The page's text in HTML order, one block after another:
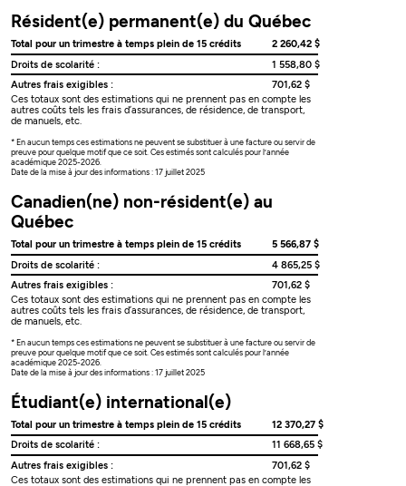
Résident(e) permanent(e) du Québec
Total pour un trimestre à temps plein de 15 crédits
2 260,42 $
Droits de scolarité :
1 558,80 $
Autres frais exigibles :
701,62 $
Ces totaux sont des estimations qui ne prennent pas en compte les
autres coûts tels les frais d’assurances, de résidence, de transport,
de manuels, etc.
* En aucun temps ces estimations ne peuvent se substituer à une facture ou servir de
preuve pour quelque motif que ce soit. Ces estimés sont calculés pour l’année
académique 2025-2026.
Date de la mise à jour des informations : 17 juillet 2025
Canadien(ne) non-résident(e) au
Québec
Total pour un trimestre à temps plein de 15 crédits
5 566,87 $
Droits de scolarité :
4 865,25 $
Autres frais exigibles :
701,62 $
Ces totaux sont des estimations qui ne prennent pas en compte les
autres coûts tels les frais d’assurances, de résidence, de transport,
de manuels, etc.
* En aucun temps ces estimations ne peuvent se substituer à une facture ou servir de
preuve pour quelque motif que ce soit. Ces estimés sont calculés pour l’année
académique 2025-2026.
Date de la mise à jour des informations : 17 juillet 2025
Étudiant(e) international(e)
Total pour un trimestre à temps plein de 15 crédits
12 370,27 $
Droits de scolarité :
11 668,65 $
Autres frais exigibles :
701,62 $
Ces totaux sont des estimations qui ne prennent pas en compte les